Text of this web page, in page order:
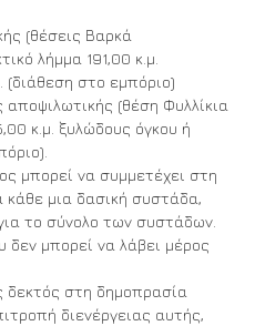
(θέσεις Βαρκά
λήμμα 191,00 κ.μ.
(διάθεση στο εμπόριο)
(θέση Φυλλίκια
κ.μ. ξυλώδους όγκου ή
μπορεί να συμμετέχει στη
κάθε μια δασική συστάδα,
το σύνολο των συστάδων.
δεν μπορεί να λάβει μέρος
δεκτός στη δημοπρασία
διενέργειας αυτής,